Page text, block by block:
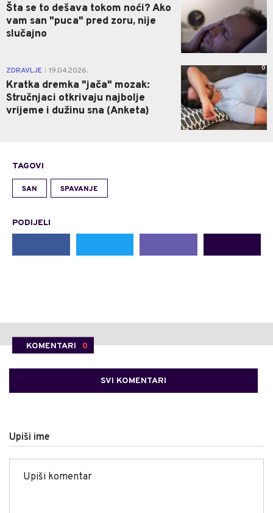
Šta se to dešava tokom noći? Ako
vam san "puca" pred zoru, nije
slučajno
ZDRAVLJE 19.04.2026.
Kratka dremka "jača" mozak:
Stručnjaci otkrivaju najbolje
vrijeme i dužinu sna (Anketa)
0
TAGOVI
SAN SPAVANJE
PODIJELI
KOMENTARI 0
SVI KOMENTARI
Upiši ime